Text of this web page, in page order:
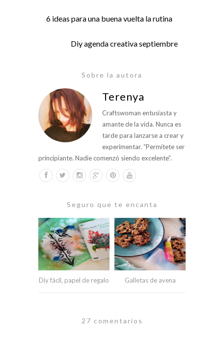
6 ideas para una buena vuelta la rutina
Diy agenda creativa septiembre
Sobre la autora
Terenya
Craftswoman entusiasta y
amante de la vida. Nunca es
tarde para lanzarse a crear y
experimentar. “Permítete ser
principiante. Nadie comenzó siendo excelente”.
Seguro que te encanta
Diy fácil, papel de regalo Galletas de avena
27 comentarios